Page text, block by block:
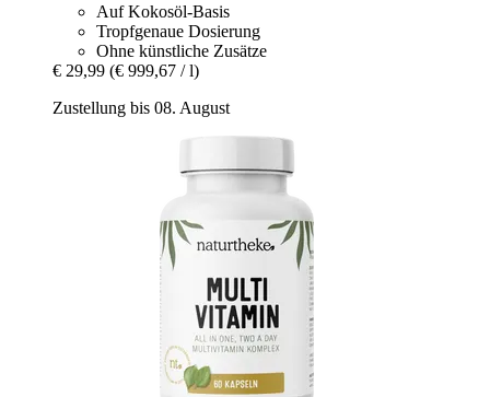
Auf Kokosöl-Basis
Tropfgenaue Dosierung
Ohne künstliche Zusätze
€ 29,99 (€ 999,67 / l)
Zustellung bis 08. August